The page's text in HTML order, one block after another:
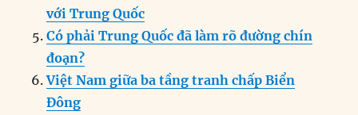
với Trung Quốc
Có phải Trung Quốc đã làm rõ đường chín
đoạn?
Việt Nam giữa ba tầng tranh chấp Biển
Đông